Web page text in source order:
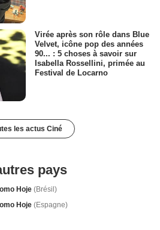
Virée après son rôle dans Blue
Velvet, icône pop des années
90... : 5 choses à savoir sur
Isabella Rossellini, primée au
Festival de Locarno
les actus Ciné
pays
Hoje (Brésil)
Hoje (Espagne)